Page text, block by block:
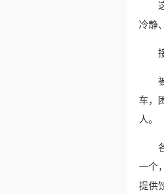
冷静
车，
人。
一个
提供